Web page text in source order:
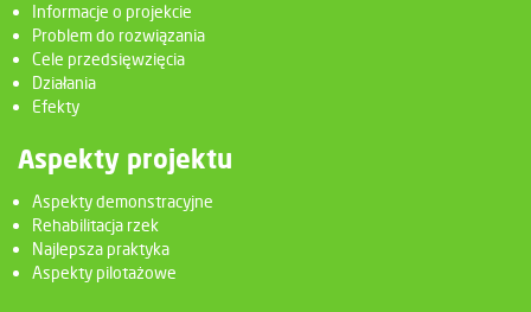
Informacje o projekcie
Problem do rozwiązania
Cele przedsięwzięcia
Działania
Efekty
Aspekty projektu
Aspekty demonstracyjne
Rehabilitacja rzek
Najlepsza praktyka
Aspekty pilotażowe